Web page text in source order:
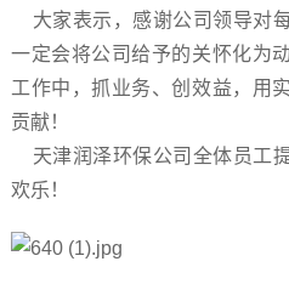
大家表示，感谢公司领导对
一定会将公司给予的关怀化为
工作中，抓业务、创效益，用
贡献！
天津润泽环保公司全体员工
欢乐！